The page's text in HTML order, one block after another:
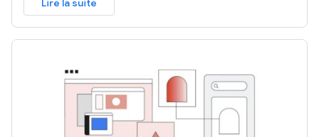
Lire la suite